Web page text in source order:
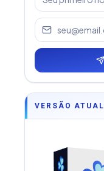
VERSÃO ATUAL